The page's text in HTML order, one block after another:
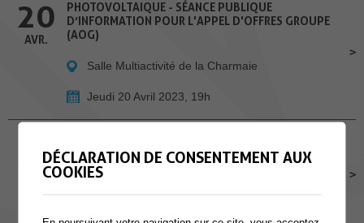
20
AVR.
PHOTOVOLTAIQUE - SÉANCE PUBLIQUE
D’INFORMATION POUR L'APPEL D'OFFRES GROUPE
(AOG)
Salle Multiactivité de la Charmaie
Jeudi 20 Avril 2023, 19h
26
AVR. Bibliothèque, Collombey-Muraz
DÉCLARATION DE CONSENTEMENT AUX
COOKIES